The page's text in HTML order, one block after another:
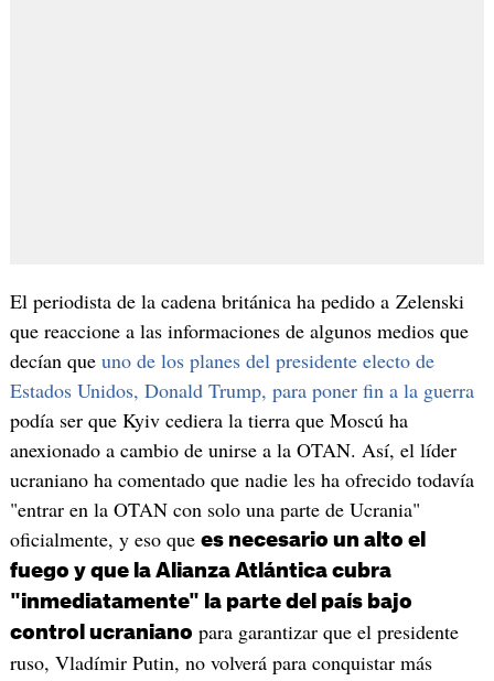
El periodista de la cadena británica ha pedido a Zelenski
que reaccione a las informaciones de algunos medios que
decían que uno de los planes del presidente electo de
Estados Unidos, Donald Trump, para poner fin a la guerra
podía ser que Kyiv cediera la tierra que Moscú ha
anexionado a cambio de unirse a la OTAN. Así, el líder
ucraniano ha comentado que nadie les ha ofrecido todavía
"entrar en la OTAN con solo una parte de Ucrania"
oficialmente, y eso que es necesario un alto el
fuego y que la Alianza Atlántica cubra
"inmediatamente" la parte del país bajo
control ucraniano para garantizar que el presidente
ruso, Vladímir Putin, no volverá para conquistar más